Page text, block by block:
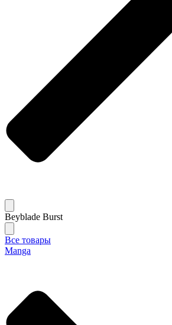
Beyblade Burst
Все товары
Manga